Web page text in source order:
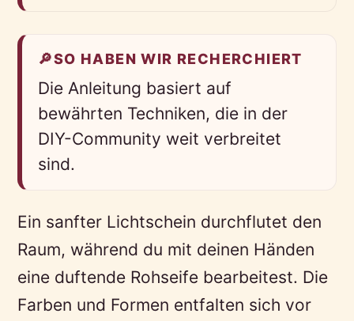
🔎SO HABEN WIR RECHERCHIERT
Die Anleitung basiert auf
bewährten Techniken, die in der
DIY-Community weit verbreitet
sind.
Ein sanfter Lichtschein durchflutet den
Raum, während du mit deinen Händen
eine duftende Rohseife bearbeitest. Die
Farben und Formen entfalten sich vor